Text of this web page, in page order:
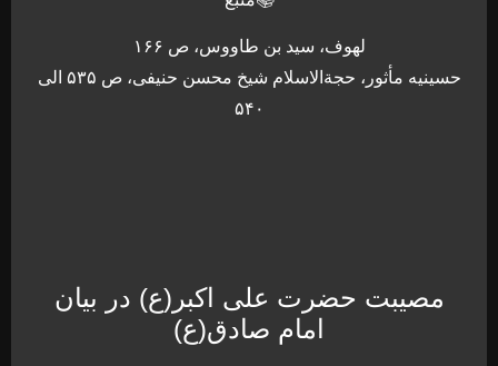
لهوف، سید بن طاووس، ص ۱۶۶
حسینیه مأثور، حجةالاسلام شیخ محسن حنیفی، ص ۵۳۵ الی
۵۴۰
مصیبت حضرت علی اکبر(ع) در بیان
امام صادق(ع)